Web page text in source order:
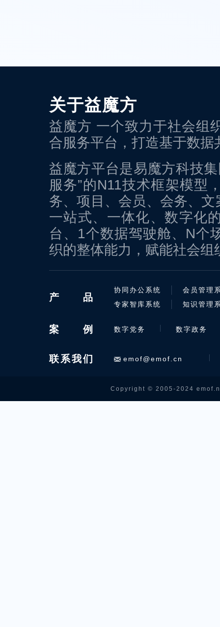
关于益魔方
益魔方 一个致力于社会组
合服务平台，打造基于数
益魔方平台是易魔方科技
服务”的N11技术框架模型
务、项目、会员、会务、
一站式、一体化、数字化
台、1个数据驾驶舱、N个
织的整体能力，赋能社会组
产 品
协同办公系统
会员管理
专家智库系统
知识管理
案 例 数字党务 数字政务
联系我们 emof@emof.cn
Copyright © 2005-2024